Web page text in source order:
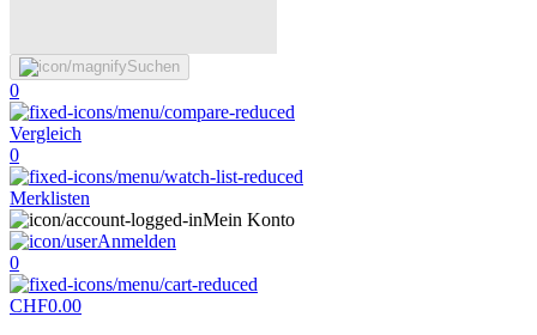
Suchen
0
Vergleich
0
Merklisten
Mein Konto
Anmelden
0
CHF0.00